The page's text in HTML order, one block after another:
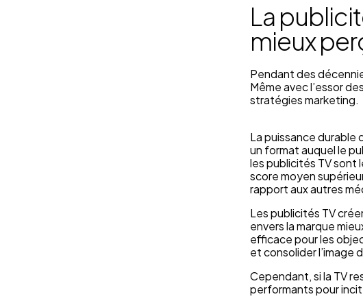
La
mieux
Pendant des
Même avec l’essor
stratégies marketing.
La puissance durable
un format auquel le
les publicités TV sont
score moyen
rapport aux autres
Les publicités TV
envers la marque
efficace pour les
et consolider l’image
Cependant, si la TV
performants pour